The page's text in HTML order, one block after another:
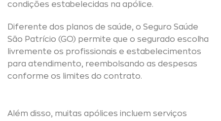
condições estabelecidas na apólice.
Diferente dos planos de saúde, o Seguro Saúde
São Patrício (GO) permite que o segurado escolha
livremente os profissionais e estabelecimentos
para atendimento, reembolsando as despesas
conforme os limites do contrato.
Além disso, muitas apólices incluem serviços